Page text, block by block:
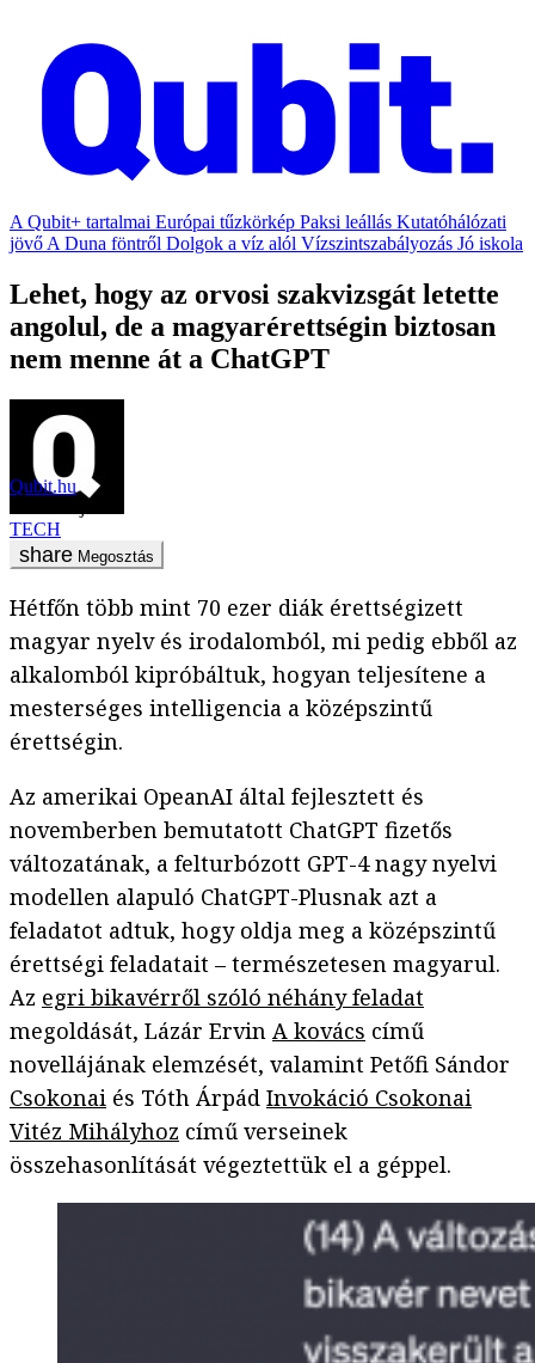
A Qubit+ tartalmai Európai tűzkörkép Paksi leállás Kutatóhálózati
jövő A Duna föntről Dolgok a víz alól Vízszintszabályozás Jó iskola
Lehet, hogy az orvosi szakvizsgát letette
angolul, de a magyarérettségin biztosan
nem menne át a ChatGPT
Qubit.hu
TECH
Megosztás
Hétfőn több mint 70 ezer diák érettségizett
magyar nyelv és irodalomból, mi pedig ebből az
alkalomból kipróbáltuk, hogyan teljesítene a
mesterséges intelligencia a középszintű
érettségin.
Az amerikai OpeanAI által fejlesztett és
novemberben bemutatott ChatGPT fizetős
változatának, a felturbózott GPT-4 nagy nyelvi
modellen alapuló ChatGPT-Plusnak azt a
feladatot adtuk, hogy oldja meg a középszintű
érettségi feladatait – természetesen magyarul.
Az egri bikavérről szóló néhány feladat
megoldását, Lázár Ervin A kovács című
novellájának elemzését, valamint Petőfi Sándor
Csokonai és Tóth Árpád Invokáció Csokonai
Vitéz Mihályhoz című verseinek
összehasonlítását végeztettük el a géppel.